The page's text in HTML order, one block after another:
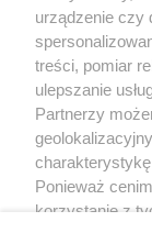
urządzenie czy
treści, pomiar
ulepszanie
Partnerzy
Ponieważ
korzystanie z